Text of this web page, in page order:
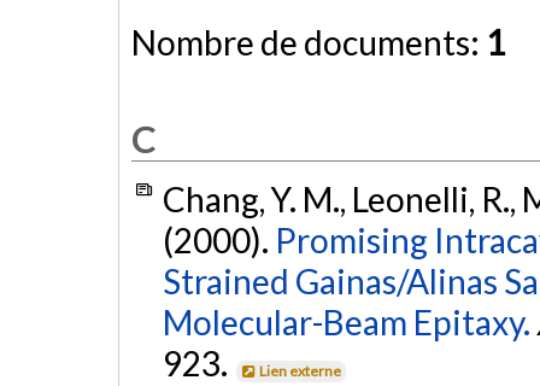
Nombre de documents: 1
C
Chang, Y. M., Leonelli,
(2000). Promising
Strained Gainas/Alinas
Molecular-Beam Epitaxy.
923.
Lien externe